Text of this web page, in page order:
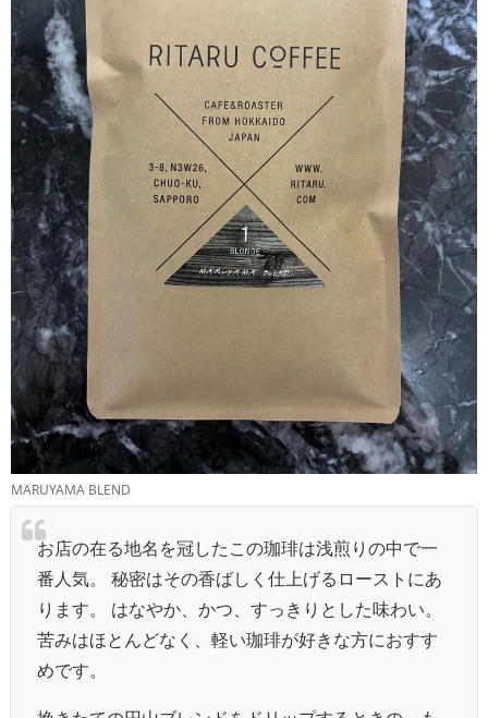
MARUYAMA BLEND
お店の在る地名を冠したこの珈琲は浅煎りの中で一
番人気。 秘密はその香ばしく仕上げるローストにあ
ります。 はなやか、かつ、すっきりとした味わい。
苦みはほとんどなく、軽い珈琲が好きな方におすす
めです。